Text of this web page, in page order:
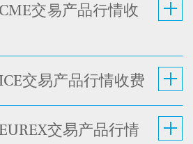
交易产品行情收
交易产品行情收费
交易产品行情